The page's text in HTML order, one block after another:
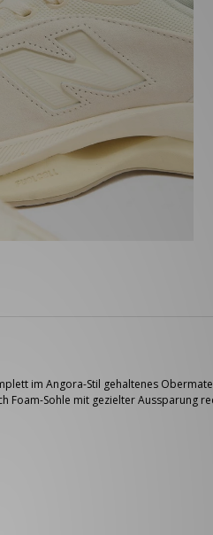
im Angora-Stil gehaltenes
Foam-Sohle mit gezielter